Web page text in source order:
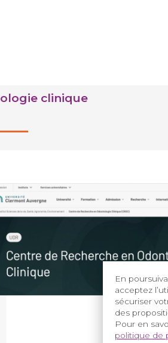
En
acceptez
sécuriser
des
Pour en
politique de
clinique